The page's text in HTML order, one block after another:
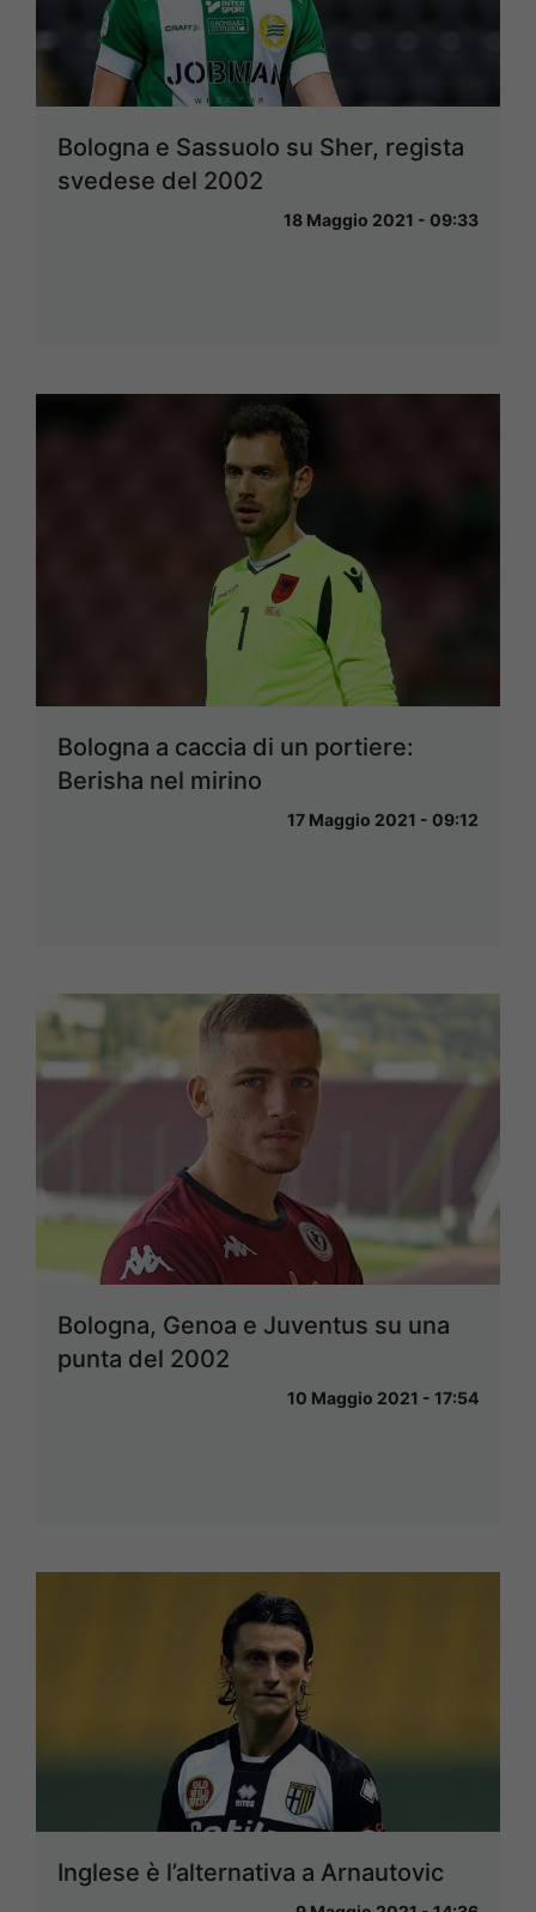
Bologna e Sassuolo su Sher, regista
svedese del 2002
18 Maggio 2021 - 09:33
Bologna a caccia di un portiere:
Berisha nel mirino
17 Maggio 2021 - 09:12
Bologna, Genoa e Juventus su una
punta del 2002
10 Maggio 2021 - 17:54
Inglese è l’alternativa a Arnautovic